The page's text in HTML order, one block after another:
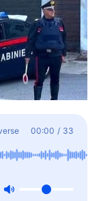
00:00 / 33